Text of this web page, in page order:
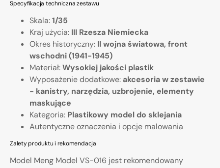
Specyfikacja techniczna zestawu
Skala:1/35
Kraj użycia: III Rzesza Niemiecka
Okres historyczny: II wojna światowa, front
wschodni (1941-1945)
Materiał:Wysokiej jakości plastik
Wyposażenie dodatkowe: akcesoria w zestawie
- kanistry, narzędzia, uzbrojenie, elementy
maskujące
Kategoria: Plastikowy model do sklejania
Autentyczne oznaczenia i opcje malowania
Zalety produktu i rekomendacja
Model Meng Model VS-016 jest rekomendowany